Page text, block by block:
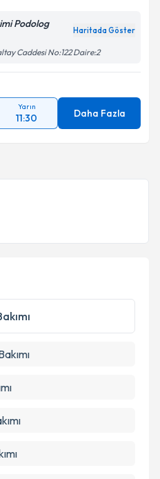
ilişkin
Aydınlatma
verilerimin belirtilen
kabul ediyorum.
Gönder
Podolog
Haritada Göster
Caddesi No:122 Daire:2
Yarın
11:30 Daha Fazla